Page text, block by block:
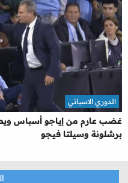
غضب عارم من إياجو أسباس
برشلونة وسيلتا فيجو
الدوري الاسباني